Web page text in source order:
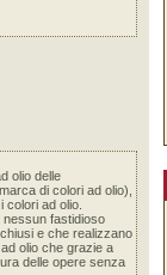
olio delle
di colori ad olio),
ad olio.
nessun fastidioso
e che realizzano
olio che grazie a
delle opere senza